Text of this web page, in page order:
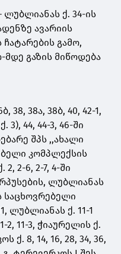
ქ. 34-ის
ავარიის
გამო,
მდე გაზის მიწოდება
38, 38ა, 38ბ, 40, 42-1,
3), 44, 44-3, 46-ში
შპს ,,ახალი
კომპლექსის
2-6, 2-7, 4-ში
ლუბლიანას
საცხოვრებელი
ლუბლიანას ქ. 11-1
2, 11-3, ჭიაურელის ქ.
ქ. 8, 14, 16, 28, 34, 36,